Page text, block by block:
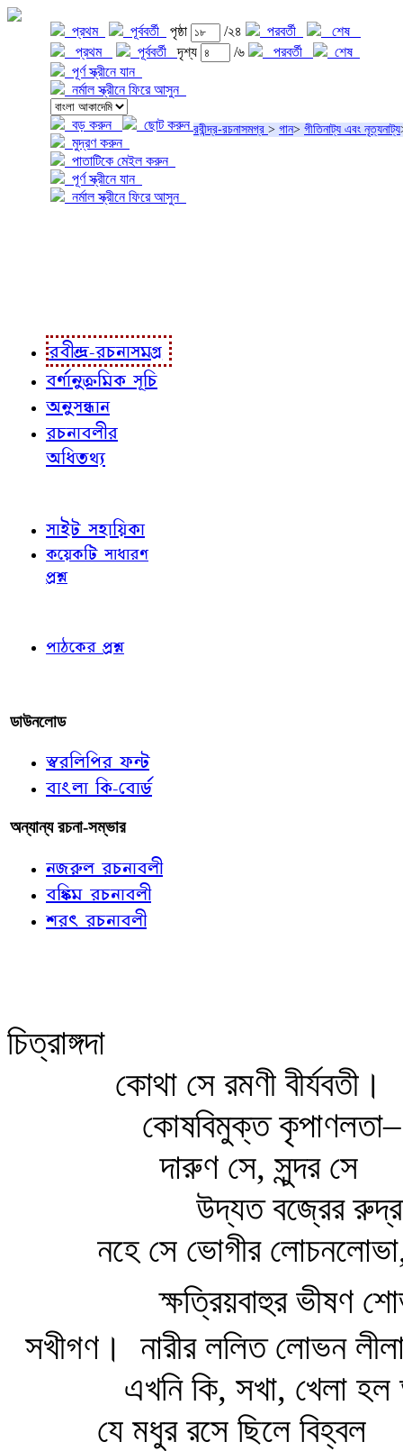
প্রথম পূর্ববর্তী পৃষ্ঠা /২৪ পরবর্তী
শেষ
প্রথম
পূর্ববর্তী দৃশ্য /৬ পরবর্তী
শেষ
পূর্ণ স্ক্রীনে যান
নর্মাল স্ক্রীনে ফিরে আসুন
বড় করুন
ছোট করুন
মুদ্রণ করুন
পাতাটিকে মেইল করুন
পূর্ণ স্ক্রীনে যান
নর্মাল স্ক্রীনে ফিরে আসুন
রবীন্দ্র-রচনাসমগ্র > গান> গীতিনাট্য এবং নৃত্যনাট্য
রবীন্দ্র-রচনাসমগ্র
বর্ণানুক্রমিক সূচি
অনুসন্ধান
রচনাবলীর
অধিতথ্য
সাইট সহায়িকা
কয়েকটি সাধারণ
প্রশ্ন
পাঠকের প্রশ্ন
ডাউনলোড
স্বরলিপির ফন্ট
বাংলা কি-বোর্ড
অন্যান্য রচনা-সম্ভার
নজরুল রচনাবলী
বঙ্কিম রচনাবলী
শরৎ রচনাবলী
চিত্রাঙ্গদা
কোথা সে রমণী বীর্যবতী।
কোষবিমুক্ত কৃপাণলতা–
দারুণ সে, সুন্দর সে
উদ্যত বজ্রের
নহে সে ভোগীর
ক্ষত্রিয়বাহুর ভীষণ
সখীগণ।
নারীর ললিত লোভন
এখনি কি, সখা, খেলা
যে মধুর রসে ছিলে বিহ্বল